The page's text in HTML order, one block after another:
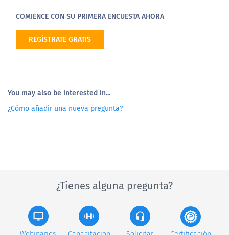
COMIENCE CON SU PRIMERA ENCUESTA AHORA
REGÍSTRATE GRATIS
You may also be interested in...
¿Cómo añadir una nueva pregunta?
¿Tienes alguna pregunta?